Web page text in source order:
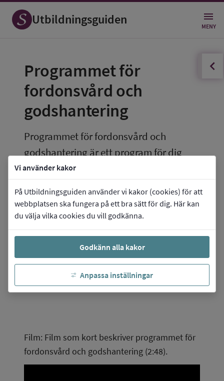
Vi använder kakor
På Utbildningsguiden använder vi kakor (cookies) för att
webbplatsen ska fungera på ett bra sätt för dig. Här kan
du välja vilka cookies du vill godkänna.
Godkänn alla kakor
Anpassa inställningar
Utbildningsguiden MENY
Öppna
Programmet för
fordonsvård och
godshantering
Programmet för fordonsvård och
godshantering är ett program för dig
som är intresserad av olika typer av
Programmet passar
dig som tycker om
att arbeta med
service och som trivs
i mötet med olika
människor.
Film: Film som kort beskriver programmet för
fordonsvård och godshantering (2:48).